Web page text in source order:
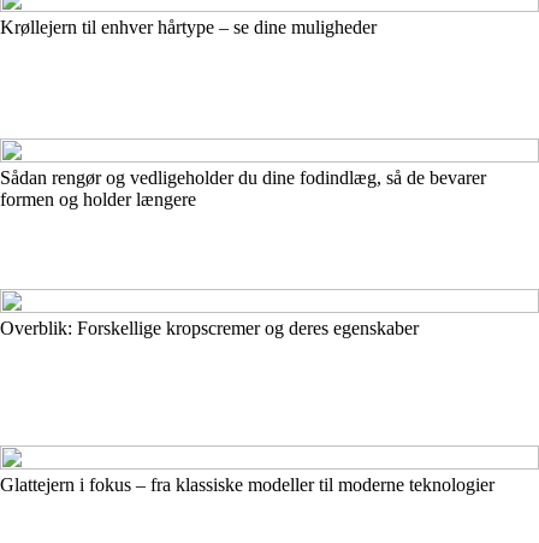
Krøllejern til enhver hårtype – se dine muligheder
Sådan rengør og vedligeholder du dine fodindlæg, så de bevarer
formen og holder længere
Overblik: Forskellige kropscremer og deres egenskaber
Glattejern i fokus – fra klassiske modeller til moderne teknologier